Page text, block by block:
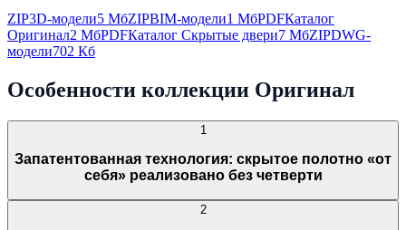
ZIP3D-модели5 МбZIPBIM-модели1 МбPDFКаталог
Оригинал2 МбPDFКаталог Скрытые двери7 МбZIPDWG-
модели702 Кб
Особенности коллекции Оригинал
1
Запатентованная технология: скрытое полотно «от
себя» реализовано без четверти
2